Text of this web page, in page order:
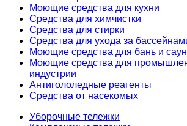
Моющие средства для кухни
Средства для химчистки
Средства для стирки
Средства для ухода за
Моющие средства для бань и саун
Моющие средства для
индустрии
Антигололедные реагенты
Средства от насекомых
Уборочные тележки